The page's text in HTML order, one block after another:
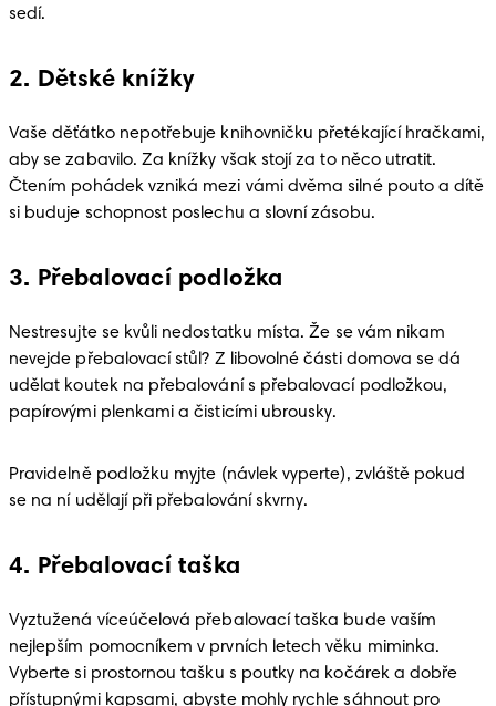
sedí.
2. Dětské knížky
Vaše děťátko nepotřebuje knihovničku přetékající hračkami,
aby se zabavilo. Za knížky však stojí za to něco utratit.
Čtením pohádek vzniká mezi vámi dvěma silné pouto a dítě
si buduje schopnost poslechu a slovní zásobu.
3. Přebalovací podložka
Nestresujte se kvůli nedostatku místa. Že se vám nikam
nevejde přebalovací stůl? Z libovolné části domova se dá
udělat koutek na přebalování s přebalovací podložkou,
papírovými plenkami a čisticími ubrousky.
Pravidelně podložku myjte (návlek vyperte), zvláště pokud
se na ní udělají při přebalování skvrny.
4. Přebalovací taška
Vyztužená víceúčelová přebalovací taška bude vaším
nejlepším pomocníkem v prvních letech věku miminka.
Vyberte si prostornou tašku s poutky na kočárek a dobře
přístupnými kapsami, abyste mohly rychle sáhnout pro